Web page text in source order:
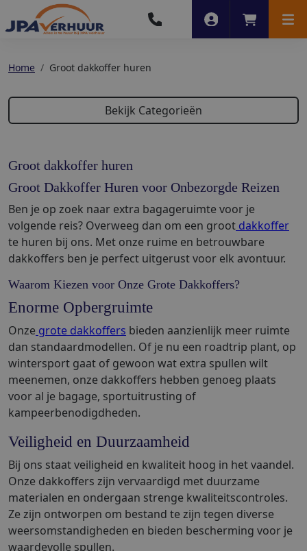
Account
Home Groot dakkoffer huren
Bekijk Categorieën
Groot dakkoffer huren
Groot Dakkoffer Huren voor Onbezorgde Reizen
Ben je op zoek naar extra bagageruimte voor je
volgende reis? Overweeg dan om een groot dakkoffer
te huren bij ons. Met onze ruime en betrouwbare
dakkoffers ben je perfect uitgerust voor elk avontuur.
Waarom Kiezen voor Onze Grote Dakkoffers?
Enorme Opbergruimte
Onze grote dakkoffers bieden aanzienlijk meer ruimte
dan standaardmodellen. Of je nu een roadtrip plant, op
wintersport gaat of gewoon wat extra spullen wilt
meenemen, onze dakkoffers hebben genoeg plaats
voor al je bagage, sportuitrusting of
kampeerbenodigdheden.
Veiligheid en Duurzaamheid
Bij ons staat veiligheid en kwaliteit hoog in het vaandel.
Onze dakkoffers zijn vervaardigd met duurzame
materialen en ondergaan strenge kwaliteitscontroles.
Ze zijn ontworpen om bestand te zijn tegen diverse
weersomstandigheden en bieden bescherming voor je
waardevolle spullen.